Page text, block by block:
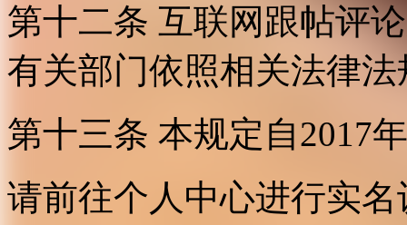
第十二条 互联网跟帖评
有关部门依照相关法律
第十三条 本规定自2017
请前往个人中心进行实名